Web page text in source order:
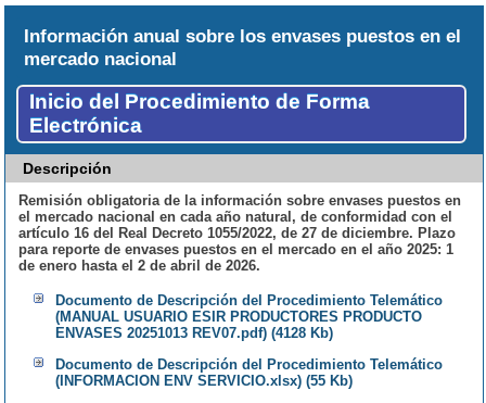
Información anual sobre los envases puestos en el
mercado nacional
Inicio del Procedimiento de Forma
Electrónica
Descripción
Remisión obligatoria de la información sobre envases puestos en
el mercado nacional en cada año natural, de conformidad con el
artículo 16 del Real Decreto 1055/2022, de 27 de diciembre. Plazo
para reporte de envases puestos en el mercado en el año 2025: 1
de enero hasta el 2 de abril de 2026.
Documento de Descripción del Procedimiento Telemático
(MANUAL USUARIO ESIR PRODUCTORES PRODUCTO
ENVASES 20251013 REV07.pdf) (4128 Kb)
Documento de Descripción del Procedimiento Telemático
(INFORMACION ENV SERVICIO.xlsx) (55 Kb)